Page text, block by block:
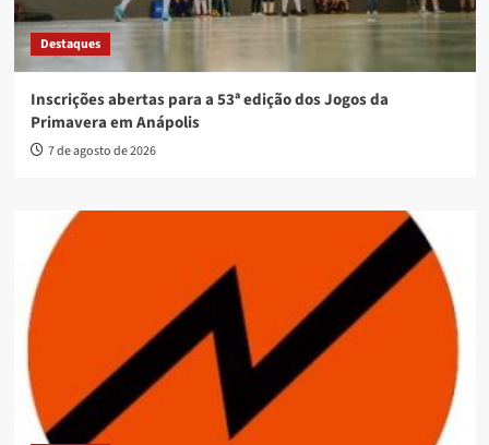
Destaques
Inscrições abertas para a 53ª edição dos Jogos da
Primavera em Anápolis
7 de agosto de 2026